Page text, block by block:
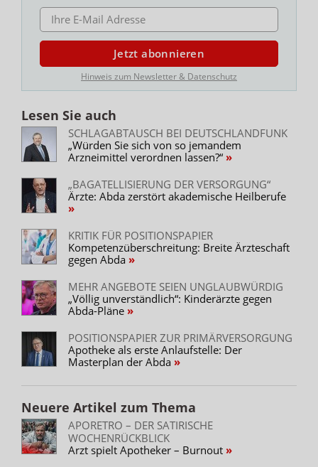
E-MAIL ADRESSE
Jetzt abonnieren
Hinweis zum Newsletter & Datenschutz
Lesen Sie auch
SCHLAGABTAUSCH BEI DEUTSCHLANDFUNK
„Würden Sie sich von so jemandem
Arzneimittel verordnen lassen?“
„BAGATELLISIERUNG DER VERSORGUNG“
Ärzte: Abda zerstört akademische Heilberufe
KRITIK FÜR POSITIONSPAPIER
Kompetenzüberschreitung: Breite Ärzteschaft
gegen Abda
MEHR ANGEBOTE SEIEN UNGLAUBWÜRDIG
„Völlig unverständlich“: Kinderärzte gegen
Abda-Pläne
POSITIONSPAPIER ZUR PRIMÄRVERSORGUNG
Apotheke als erste Anlaufstelle: Der
Masterplan der Abda
Neuere Artikel zum Thema
APORETRO – DER SATIRISCHE
WOCHENRÜCKBLICK
Arzt spielt Apotheker – Burnout